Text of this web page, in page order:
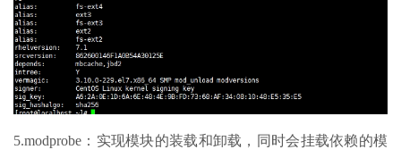
5.modprobe：实现模块的装载和卸载，同时会挂载依赖的模